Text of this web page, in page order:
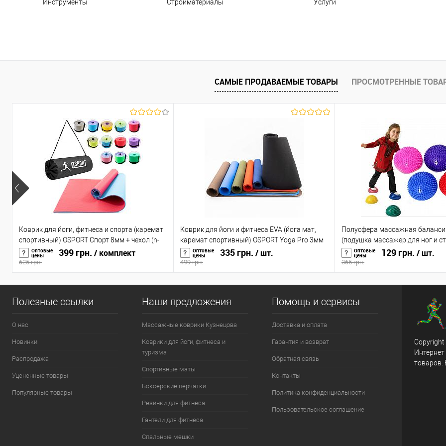
Инструменты Стройматериалы Услуги
САМЫЕ ПРОДАВАЕМЫЕ ТОВАРЫ ПРОСМОТРЕННЫЕ
Коврик для йоги, фитнеса и спорта (каремат
спортивный) OSPORT Спорт 8мм + чехол (n-
0008)Оптовые
цены 399 грн. / комплект
625 грн.
Коврик для йоги и фитнеса EVA (йога мат,
каремат спортивный) OSPORT Yoga Pro 3мм
(OF-0088)
Оптовые
цены 335 грн. / шт.
499 грн.
Полусфера массажная
(подушка массажер для ног и
(OF-0059)
Оптовые
цены 129 грн. / шт.
365 грн.
Полезные ссылки
О нас
Новинки
Распродажа
Уцененные товары
Популярные товары
Наши предложения
Массажные коврики Кузнецова
Коврики для йоги, фитнеса и
туризма
Спортивные маты
Боксерские перчатки
Резинки для фитнеса
Гантели для фитнеса
Спальные мешки
Помощь и сервисы
Доставка и оплата
Гарантия и возврат
Обратная связь
Контакты
Политика конфиденциальности
Пользовательское соглашение
Copyright
товаров.